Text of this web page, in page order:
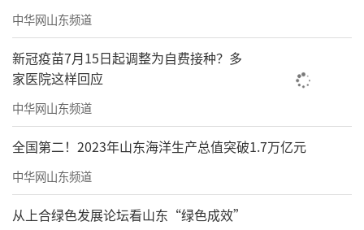
中华网山东频道
新冠疫苗7月15日起调整为自费接种？多
家医院这样回应
中华网山东频道
全国第二！2023年山东海洋生产总值突破1.7万亿元
中华网山东频道
从上合绿色发展论坛看山东“绿色成效”